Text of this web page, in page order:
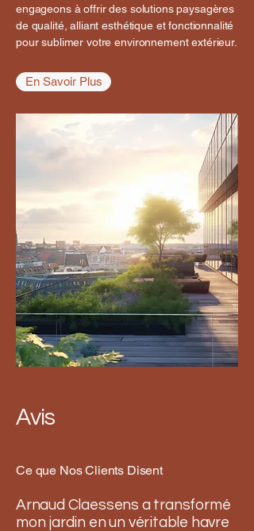
engageons à offrir des solutions paysagères
de qualité, alliant esthétique et fonctionnalité
pour sublimer votre environnement extérieur.
En Savoir Plus
Avis
Ce que Nos Clients Disent
Arnaud Claessens a transformé
mon jardin en un véritable havre